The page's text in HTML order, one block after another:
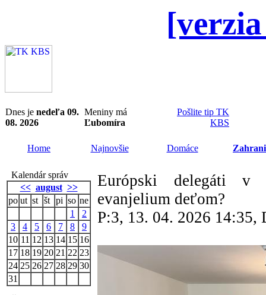
Dnes je nedeľa 09.
08. 2026
Meniny má
Ľubomíra
Pošlite tip TK
KBS
Home Najnovšie Domáce
Kalendár správ
<< august >>
po ut st št pi so ne
1
2
3
4 5 6 7 8
9
10 11 12 13 14 15 16
17 18 19 20 21 22 23
24 25 26 27 28 29 30
31
Európski delegáti v
evanjelium deťom?
P:3, 13. 04. 2026 14:35,